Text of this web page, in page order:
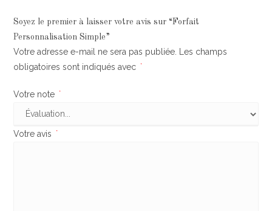
Soyez le premier à laisser votre avis sur “Forfait
Personnalisation Simple”
Votre adresse e-mail ne sera pas publiée. Les champs
obligatoires sont indiqués avec
*
Votre note *
Votre avis *